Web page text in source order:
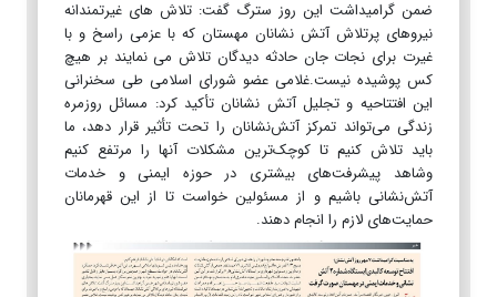
ضمن گرامیداشت این روز سترگ گفت: تلاش های غیرتمندانه
نیروهای پرتلاش آتش نشانان مهستان که با عزمی راسخ و با
غیرت برای نجات جان حادثه دیدگان تلاش می نمایند بر هیچ
کس پوشیده نیست.غلامی عضو شورای اسلامی طی سخنرانی
این افتتاحیه و تجلیل آتش نشانان تأکید کرد: مسائل روزمره
زندگی می‌تواند تمرکز آتش‌نشانان را تحت تأثیر قرار دهد، ما
باید تلاش کنیم تا کوچک‌ترین مشکلات آنها را مرتفع کنیم
وشاهد پیشرفت‌های بیشتری در حوزه ایمنی و خدمات
آتش‌نشانی باشیم و از مسئولین خواست تا از این قهرمانان
حمایت‌های لازم را انجام دهند.